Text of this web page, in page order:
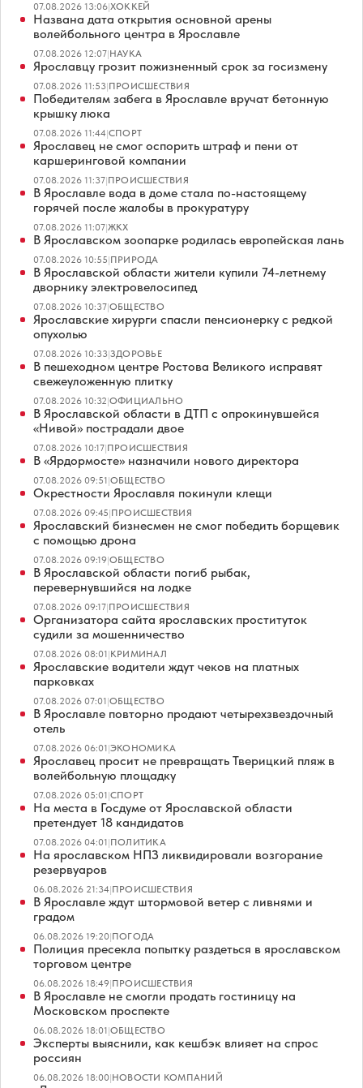
07.08.2026 13:06|ХОККЕЙ
Названа дата открытия основной арены
волейбольного центра в Ярославле
07.08.2026 12:07|НАУКА
Ярославцу грозит пожизненный срок за госизмену
07.08.2026 11:53|ПРОИСШЕСТВИЯ
Победителям забега в Ярославле вручат бетонную
крышку люка
07.08.2026 11:44|СПОРТ
Ярославец не смог оспорить штраф и пени от
каршеринговой компании
07.08.2026 11:37|ПРОИСШЕСТВИЯ
В Ярославле вода в доме стала по-настоящему
горячей после жалобы в прокуратуру
07.08.2026 11:07|ЖКХ
В Ярославском зоопарке родилась европейская лань
07.08.2026 10:55|ПРИРОДА
В Ярославской области жители купили 74-летнему
дворнику электровелосипед
07.08.2026 10:37|ОБЩЕСТВО
Ярославские хирурги спасли пенсионерку с редкой
опухолью
07.08.2026 10:33|ЗДОРОВЬЕ
В пешеходном центре Ростова Великого исправят
свежеуложенную плитку
07.08.2026 10:32|ОФИЦИАЛЬНО
В Ярославской области в ДТП с опрокинувшейся
«Нивой» пострадали двое
07.08.2026 10:17|ПРОИСШЕСТВИЯ
В «Ярдормосте» назначили нового директора
07.08.2026 09:51|ОБЩЕСТВО
Окрестности Ярославля покинули клещи
07.08.2026 09:45|ПРОИСШЕСТВИЯ
Ярославский бизнесмен не смог победить борщевик
с помощью дрона
07.08.2026 09:19|ОБЩЕСТВО
В Ярославской области погиб рыбак,
перевернувшийся на лодке
07.08.2026 09:17|ПРОИСШЕСТВИЯ
Организатора сайта ярославских проституток
судили за мошенничество
07.08.2026 08:01|КРИМИНАЛ
Ярославские водители ждут чеков на платных
парковках
07.08.2026 07:01|ОБЩЕСТВО
В Ярославле повторно продают четырехзвездочный
отель
07.08.2026 06:01|ЭКОНОМИКА
Ярославец просит не превращать Тверицкий пляж в
волейбольную площадку
07.08.2026 05:01|СПОРТ
На места в Госдуме от Ярославской области
претендует 18 кандидатов
07.08.2026 04:01|ПОЛИТИКА
На ярославском НПЗ ликвидировали возгорание
резервуаров
06.08.2026 21:34|ПРОИСШЕСТВИЯ
В Ярославле ждут штормовой ветер с ливнями и
градом
06.08.2026 19:20|ПОГОДА
Полиция пресекла попытку раздеться в ярославском
торговом центре
06.08.2026 18:49|ПРОИСШЕСТВИЯ
В Ярославле не смогли продать гостиницу на
Московском проспекте
06.08.2026 18:01|ОБЩЕСТВО
Эксперты выяснили, как кешбэк влияет на спрос
россиян
06.08.2026 18:00|НОВОСТИ КОМПАНИЙ